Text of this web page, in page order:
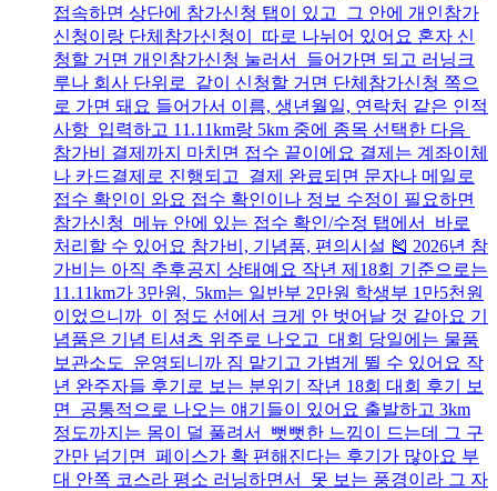
접속하면 상단에 참가신청 탭이 있고 그 안에 개인참가
신청이랑 단체참가신청이 따로 나뉘어 있어요 혼자 신
청할 거면 개인참가신청 눌러서 들어가면 되고 러닝크
루나 회사 단위로 같이 신청할 거면 단체참가신청 쪽으
로 가면 돼요 들어가서 이름, 생년월일, 연락처 같은 인적
사항 입력하고 11.11km랑 5km 중에 종목 선택한 다음
참가비 결제까지 마치면 접수 끝이에요 결제는 계좌이체
나 카드결제로 진행되고 결제 완료되면 문자나 메일로
접수 확인이 와요 접수 확인이나 정보 수정이 필요하면
참가신청 메뉴 안에 있는 접수 확인/수정 탭에서 바로
처리할 수 있어요 참가비, 기념품, 편의시설 🎽 2026년 참
가비는 아직 추후공지 상태예요 작년 제18회 기준으로는
11.11km가 3만원, 5km는 일반부 2만원 학생부 1만5천원
이었으니까 이 정도 선에서 크게 안 벗어날 것 같아요 기
념품은 기념 티셔츠 위주로 나오고 대회 당일에는 물품
보관소도 운영되니까 짐 맡기고 가볍게 뛸 수 있어요 작
년 완주자들 후기로 보는 분위기 작년 18회 대회 후기 보
면 공통적으로 나오는 얘기들이 있어요 출발하고 3km
정도까지는 몸이 덜 풀려서 뻣뻣한 느낌이 드는데 그 구
간만 넘기면 페이스가 확 편해진다는 후기가 많아요 부
대 안쪽 코스라 평소 러닝하면서 못 보는 풍경이라 그 자